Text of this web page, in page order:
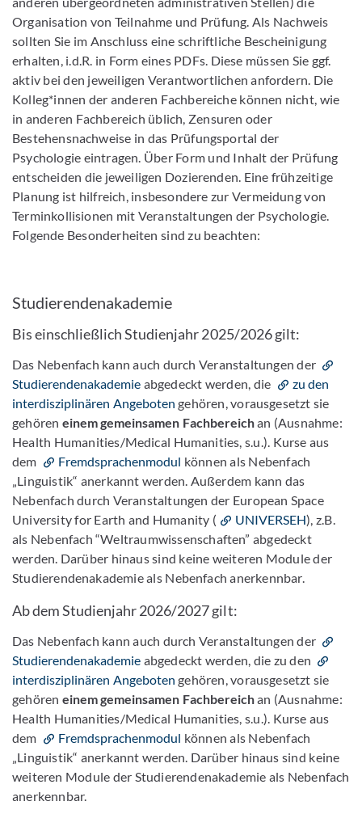
Organisation von Teilnahme und Prüfung. Als Nachweis
sollten Sie im Anschluss eine schriftliche Bescheinigung
erhalten, i.d.R. in Form eines PDFs. Diese müssen Sie ggf.
aktiv bei den jeweiligen Verantwortlichen anfordern. Die
Kolleg*innen der anderen Fachbereiche können nicht, wie
in anderen Fachbereich üblich, Zensuren oder
Bestehensnachweise in das Prüfungsportal der
Psychologie eintragen. Über Form und Inhalt der Prüfung
entscheiden die jeweiligen Dozierenden. Eine frühzeitige
Planung ist hilfreich, insbesondere zur Vermeidung von
Terminkollisionen mit Veranstaltungen der Psychologie.
Folgende Besonderheiten sind zu beachten:
Studierendenakademie
Bis einschließlich Studienjahr 2025/2026 gilt:
Das Nebenfach kann auch durch Veranstaltungen der
Studierendenakademie abgedeckt werden, die
zu den
interdisziplinären Angeboten gehören, vorausgesetzt sie
gehören einem gemeinsamen Fachbereichan (Ausnahme:
Health Humanities/Medical Humanities, s.u.). Kurse aus
dem
Fremdsprachenmodul können als Nebenfach
„Linguistik“ anerkannt werden. Außerdem kann das
Nebenfach durch Veranstaltungen der European Space
University for Earth and Humanity (
UNIVERSEH), z.B.
als Nebenfach “Weltraumwissenschaften” abgedeckt
werden. Darüber hinaus sind keine weiteren Module der
Studierendenakademie als Nebenfach anerkennbar.
Ab dem Studienjahr 2026/2027 gilt:
Das Nebenfach kann auch durch Veranstaltungen der
Studierendenakademie abgedeckt werden, die zu den
interdisziplinären Angeboten gehören, vorausgesetzt sie
gehören einem gemeinsamen Fachbereichan (Ausnahme:
Health Humanities/Medical Humanities, s.u.). Kurse aus
dem
Fremdsprachenmodul können als Nebenfach
„Linguistik“ anerkannt werden. Darüber hinaus sind keine
weiteren Module der Studierendenakademie als Nebenfach
anerkennbar.